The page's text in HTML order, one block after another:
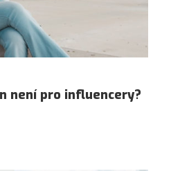
není pro influencery?